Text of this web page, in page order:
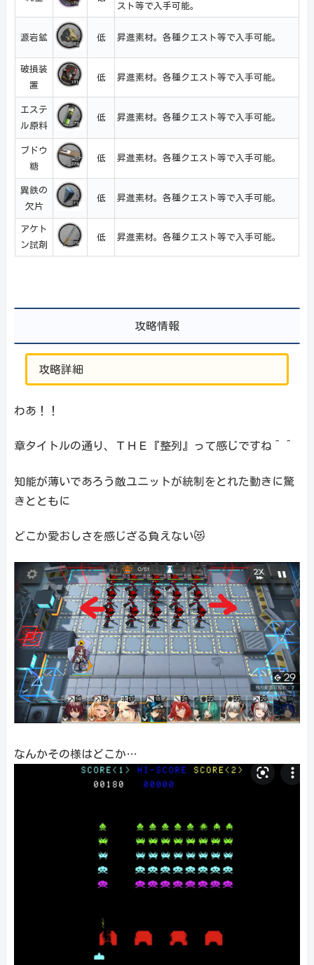
スト等で入手可能。
源岩鉱 低 昇進素材。各種クエスト等で入手可能。
破損装
置
低 昇進素材。各種クエスト等で入手可能。
エステ
ル原料
低 昇進素材。各種クエスト等で入手可能。
ブドウ
糖
低 昇進素材。各種クエスト等で入手可能。
異鉄の
欠片
低 昇進素材。各種クエスト等で入手可能。
アケト
ン試剤
低 昇進素材。各種クエスト等で入手可能。
攻略情報
攻略詳細
わあ！！
章タイトルの通り、ＴＨＥ『整列』って感じですね＾＾
知能が薄いであろう敵ユニットが統制をとれた動きに驚
きとともに
どこか愛おしさを感じざる負えない😻
なんかその様はどこか…